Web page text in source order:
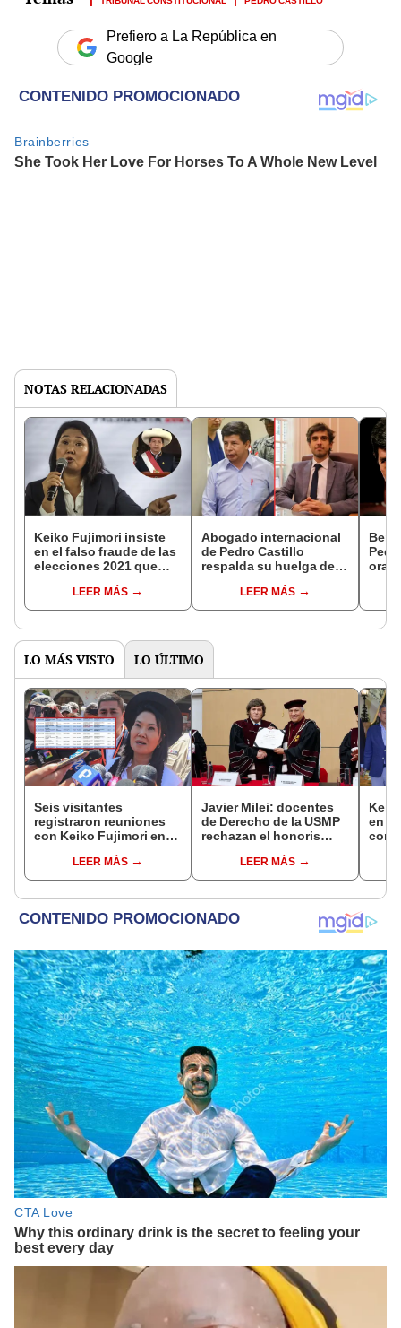
Prefiero a La República en
Google
NOTAS RELACIONADAS
Keiko Fujimori insiste
en el falso fraude de las
elecciones 2021 que
Castillo tras casi cuatro
años
LEER MÁS
Abogado internacional
de Pedro Castillo
respalda su huelga de
equivocado”
LEER MÁS
oral:
ha
LO MÁS VISTO LO ÚLTIMO
Seis visitantes
registraron reuniones
con Keiko Fujimori en
presidenta se
encontraba en Junín
LEER MÁS
Javier Milei: docentes
de Derecho de la USMP
rechazan el honoris
presidente de Argentina
LEER MÁS
en
con